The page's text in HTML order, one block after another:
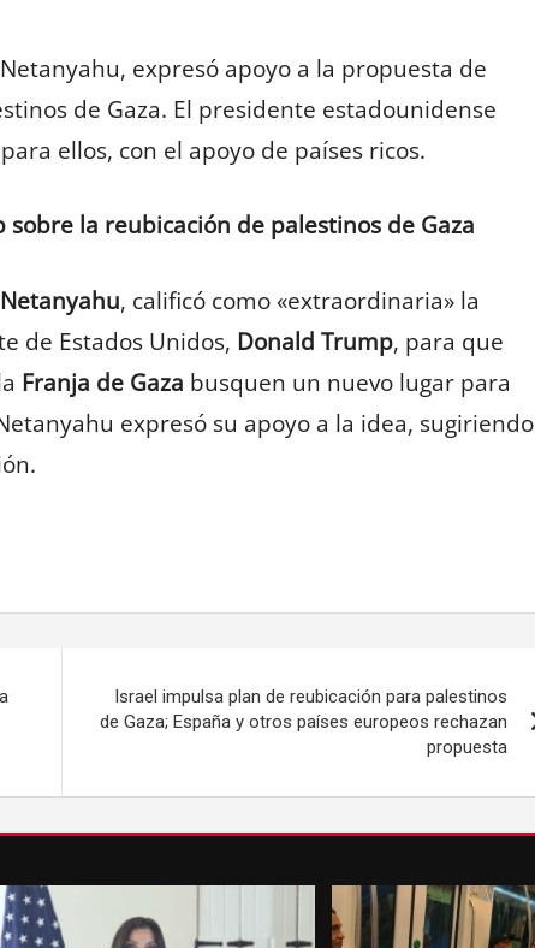
expresó apoyo a la propuesta de
de Gaza. El presidente estadounidense
ellos, con el apoyo de países ricos.
la reubicación de palestinos de Gaza
, calificó como «extraordinaria» la
de Estados Unidos, Donald Trump, para que
Franja de Gaza busquen un nuevo lugar para
expresó su apoyo a la idea, sugiriendo
Israel impulsa plan de reubicación para palestinos
de Gaza; España y otros países europeos rechazan
propuesta